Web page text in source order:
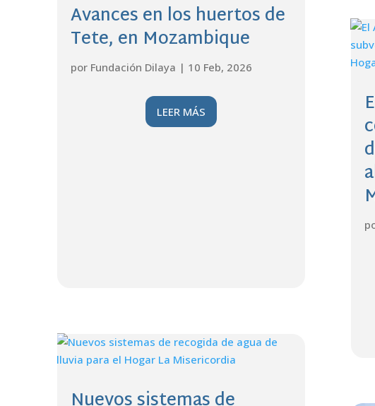
Avances en los huertos de
Tete, en Mozambique
por Fundación Dilaya | 10 Feb, 2026
LEER MÁS